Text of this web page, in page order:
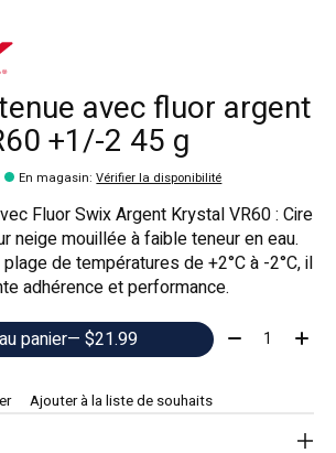
avec fluor argent
+1/-2 45 g
En magasin:Vérifier la disponibilité
Fluor Swix Argent Krystal VR60 : Cire
neige mouillée à faible teneur en eau.
de températures de +2°C à -2°C, il
adhérence et performance.
panier
— $21.99 Quantité:
Ajouter à la liste de souhaits